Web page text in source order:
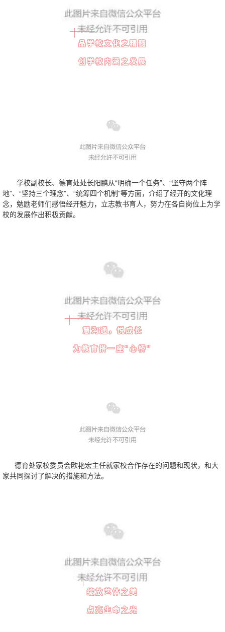
品学校文化之精髓
创学校内涵之发展
学校副校长、德育处处长阳鹏从“明确一个任务”、“坚守两个阵
地”、“坚持三个理念”、“统筹四个机制”等方面，介绍了经开的文化理
念，勉励老师们感悟经开魅力，立志教书育人，努力在各自岗位上为学
校的发展作出积极贡献。
慧沟通，悦成长
为教育搭一座“心桥”
德育处家校委员会欧艳宏主任就家校合作存在的问题和现状，和大
家共同探讨了解决的措施和方法。
绽放艺体之美
点亮生命之光